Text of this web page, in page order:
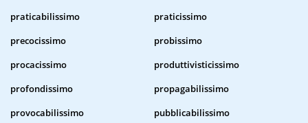
praticabilissimo
praticissimo
precocissimo
probissimo
procacissimo
produttivisticissimo
profondissimo
propagabilissimo
provocabilissimo
pubblicabilissimo